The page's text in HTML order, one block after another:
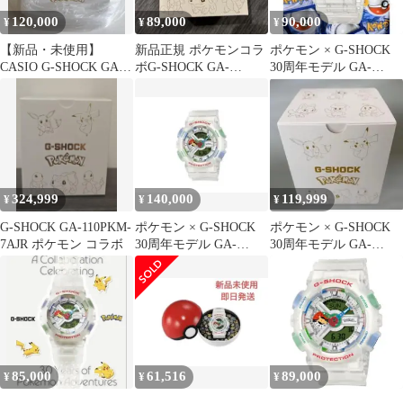
¥ 120,000
【新品・未使用】
CASIO G-SHOCK GA-
¥89,000
新品正規 ポケモンコラ
ボG-SHOCK GA-
¥ 90,000
ポケモン × G-SHOCK
30周年モデル GA-
110PKM-7AJR
¥324,999
G-SHOCK GA-110PKM-
7AJR ポケモン コラボ
¥ 140,000
ポケモン × G-SHOCK
30周年モデル GA-
110PKM-7AJR
¥ 119,999
ポケモン × G-SHOCK
30周年モデル GA-
110PKM-7AJR
¥85,000 ¥61,516 ¥ 89,000